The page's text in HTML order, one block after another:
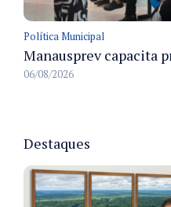
Política Municipal
06/08/2026
Destaques